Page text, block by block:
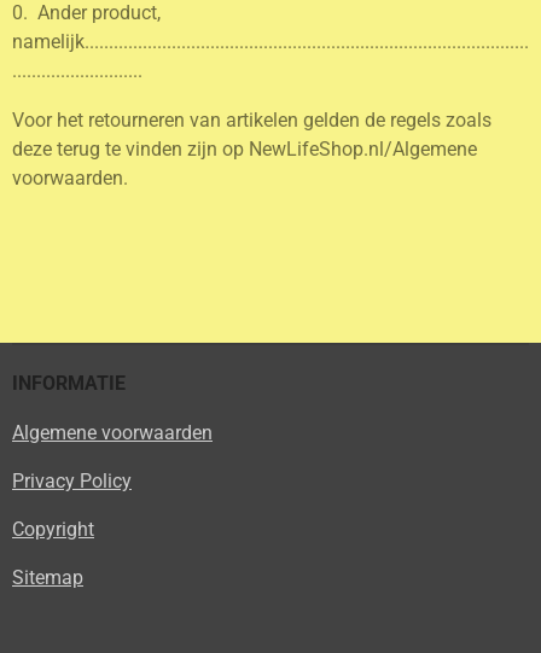
0. Ander product,
namelijk............................................................................................
...........................
Voor het retourneren van artikelen gelden de regels zoals
deze terug te vinden zijn op NewLifeShop.nl/Algemene
voorwaarden.
INFORMATIE
Algemene voorwaarden
Privacy Policy
Copyright
Sitemap